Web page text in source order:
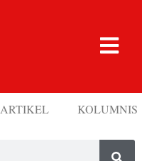
ARTIKEL KOLUMNIS